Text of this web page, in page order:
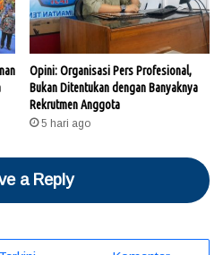
Opini: Organisasi Pers Profesional,
Bukan Ditentukan dengan Banyaknya
Rekrutmen Anggota
5 hari ago
a Reply